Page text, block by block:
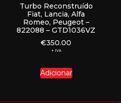
Turbo Reconstruído
Fiat, Lancia, Alfa
Romeo, Peugeot –
822088 – GTD1036VZ
€350.00
+ IVA
Adicionar